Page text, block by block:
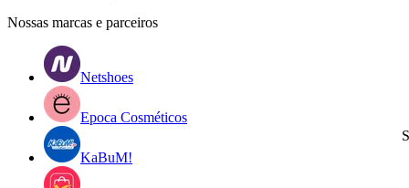
Nossas marcas e parceiros
Netshoes
Epoca Cosméticos
KaBuM!